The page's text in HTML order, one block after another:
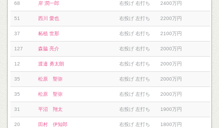
68 岸 潤一郎 右投げ 右打ち 2400万円
51 西川 愛也 右投げ 左打ち 2200万円
37 柘植 世那 右投げ 右打ち 2100万円
127 森脇 亮介 右投げ 右打ち 2000万円
12 渡邉 勇太朗 右投げ 右打ち 2000万円
35 松原 聖弥 右投げ 左打ち 2000万円
35 松原 聖弥 右投げ 左打ち 2000万円
31 平沼 翔太 右投げ 左打ち 1900万円
20 田村 伊知郎 右投げ 左打ち 1800万円